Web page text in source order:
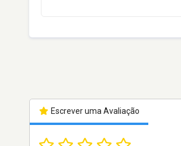
Escrever uma Avaliação